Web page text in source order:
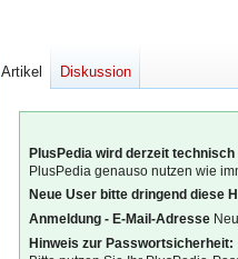
PlusPedia wird derzeit
PlusPedia genauso nutzen wie
Neue User bitte dringend diese
Anmeldung - E-Mail-Adresse
Hinweis zur Passwortsicherheit:
Artikel Diskussion